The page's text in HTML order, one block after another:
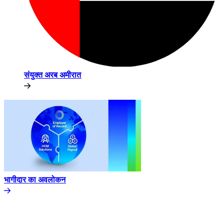
संयुक्त अरब अमीरात​​
भागीदार का अवलोकन​​